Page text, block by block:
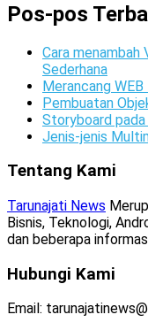
Pos-pos
Cara menambah
Sederhana
Merancang
Pembuatan
Storyboard
Jenis-jenis
Tentang Kami
Tarunajati News
Bisnis, Teknologi,
dan beberapa
Hubungi Kami
Email: